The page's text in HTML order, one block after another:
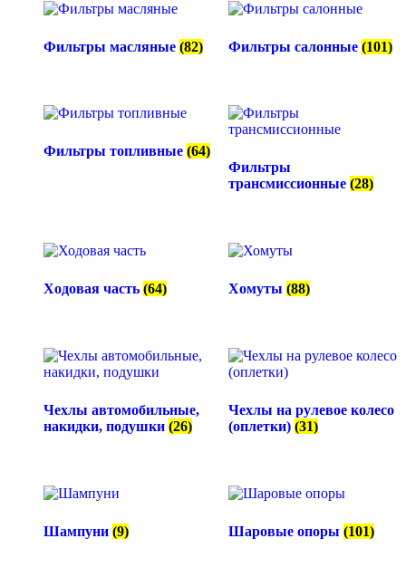
Фильтры масляные (82) Фильтры салонные (101)
Фильтры топливные (64)
Фильтры
трансмиссионные (28)
Ходовая часть (64) Хомуты (88)
Чехлы автомобильные,
накидки, подушки (26)
Чехлы на рулевое колесо
(оплетки) (31)
Шампуни (9) Шаровые опоры (101)